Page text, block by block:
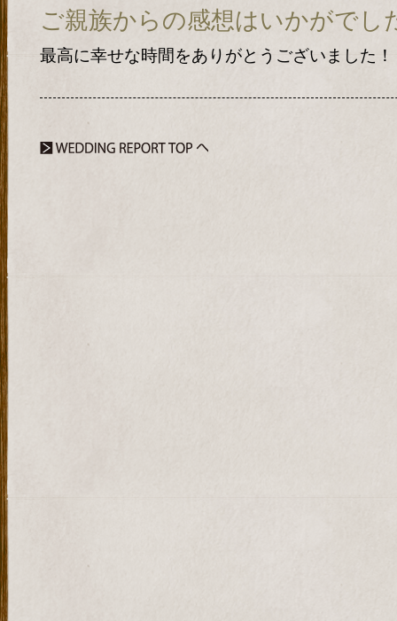
ご親族からの感想はいかがでし
最高に幸せな時間をありがとうございました！